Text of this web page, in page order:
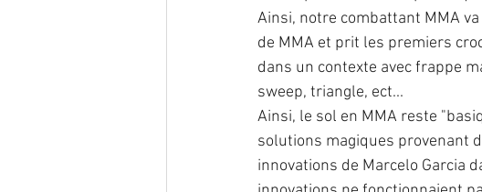
Ainsi, notre combattant MMA
de MMA et prit les premiers
dans un contexte avec frappe
sweep, triangle, ect...
Ainsi, le sol en MMA reste
solutions magiques provenant
innovations de Marcelo Garcia